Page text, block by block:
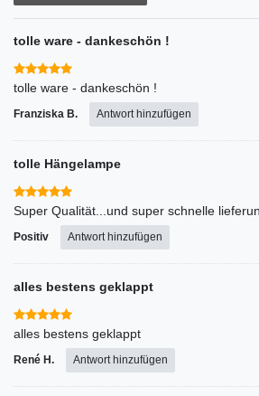
tolle ware - dankeschön !
tolle ware - dankeschön !
Franziska B. Antwort hinzufügen
tolle Hängelampe
Super Qualität...und super schnelle
Positiv Antwort hinzufügen
alles bestens geklappt
alles bestens geklappt
René H. Antwort hinzufügen